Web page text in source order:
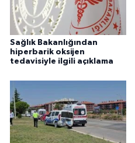
Sağlık Bakanlığından
hiperbarik oksijen
tedavisiyle ilgili açıklama